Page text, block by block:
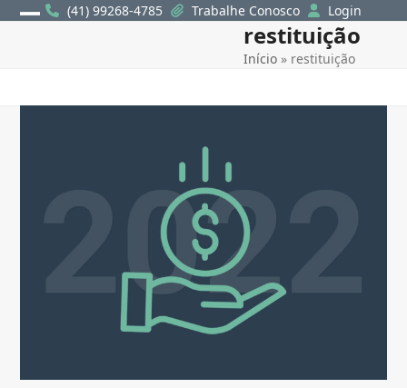
Skip
(41) 99268-4785 Trabalhe Conosco Login
restituição
Início » restituição